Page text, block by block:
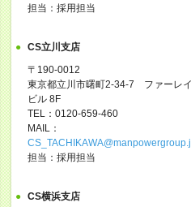
担当：採用担当
CS立川支店
〒190-0012
東京都立川市曙町2-34-7 ファーレ
ビル 8F
TEL：0120-659-460
MAIL：
担当：採用担当
CS横浜支店